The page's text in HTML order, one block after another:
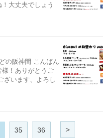
大丈夫でしょう
の阪神間 こんばん
！ありがとうご
ざいます、よろし
35 36 >